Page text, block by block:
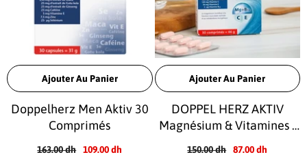
Ajouter Au Panier
Doppelherz Men Aktiv 30
Comprimés
163.00 dh 109.00 dh
Ajouter Au Panier
DOPPEL HERZ AKTIV
Magnésium & Vitamines |
150.00 dh 87.00 dh